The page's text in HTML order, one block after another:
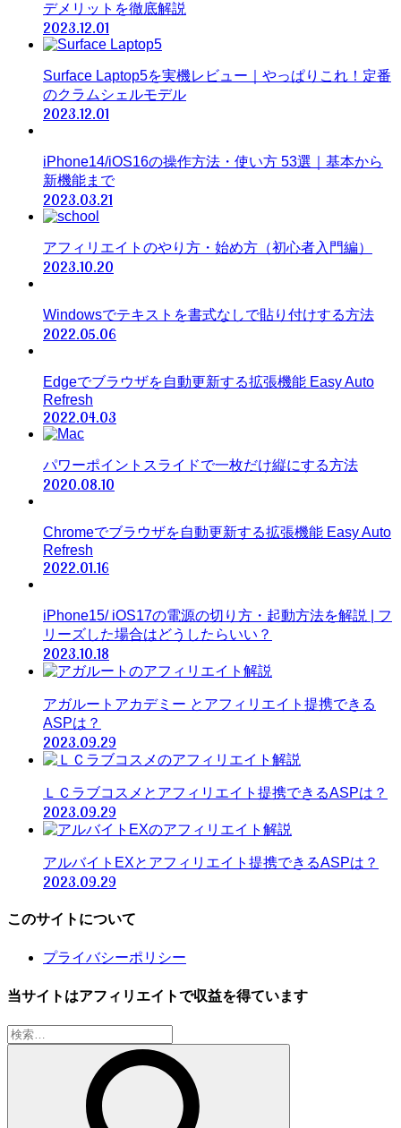
デメリットを徹底解説
2023.12.01
Surface Laptop5を実機レビュー｜やっぱりこれ！定番
のクラムシェルモデル
2023.12.01
iPhone14/iOS16の操作方法・使い方 53選｜基本から
新機能まで
2023.03.21
アフィリエイトのやり方・始め方（初心者入門編）
2023.10.20
Windowsでテキストを書式なしで貼り付けする方法
2022.05.06
Edgeでブラウザを自動更新する拡張機能 Easy Auto
Refresh
2022.04.03
パワーポイントスライドで一枚だけ縦にする方法
2020.08.10
Chromeでブラウザを自動更新する拡張機能 Easy Auto
Refresh
2022.01.16
iPhone15/ iOS17の電源の切り方・起動方法を解説 | フ
リーズした場合はどうしたらいい？
2023.10.18
アガルートアカデミー とアフィリエイト提携できる
ASPは？
2023.09.29
ＬＣラブコスメとアフィリエイト提携できるASPは？
2023.09.29
アルバイトEXとアフィリエイト提携できるASPは？
2023.09.29
このサイトについて
プライバシーポリシー
当サイトはアフィリエイトで収益を得ています
検
索: